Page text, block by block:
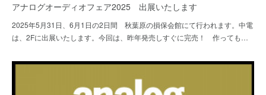
アナログオーディオフェア2025 出展いたします
2025年5月31日、6月1日の2日間 秋葉原の損保会館にて行われます。中電
は、2Fに出展いたします。今回は、昨年発売しすぐに完売！ 作っても…